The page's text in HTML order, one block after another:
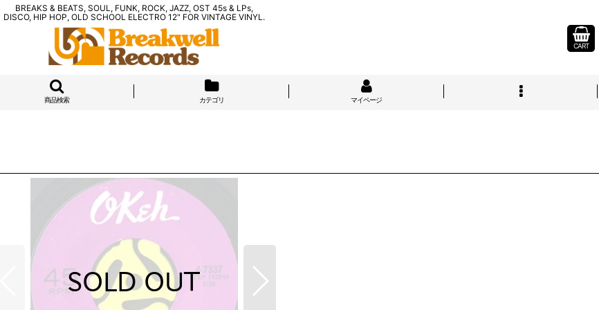
BREAKS & BEATS, SOUL, FUNK, ROCK, JAZZ, OST 45s & LPs,
DISCO, HIP HOP, OLD SCHOOL ELECTRO 12" FOR VINTAGE VINYL.
CART
商品検索 カテゴリ マイページ